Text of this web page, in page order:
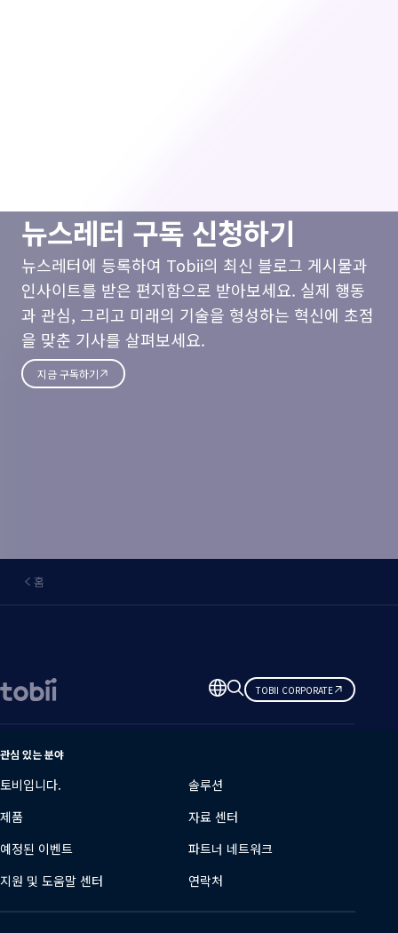
뉴스레터 구독 신청하기
뉴스레터에 등록하여 Tobii의 최신 블로그 게시물과
인사이트를 받은 편지함으로 받아보세요. 실제 행동
과 관심, 그리고 미래의 기술을 형성하는 혁신에 초점
을 맞춘 기사를 살펴보세요.
지금 구독하기
홈
언
어
TOBII CORPORATE
관심 있는 분야
토비입니다.
솔루션
제품
자료 센터
예정된 이벤트
파트너 네트워크
지원 및 도움말 센터
연락처